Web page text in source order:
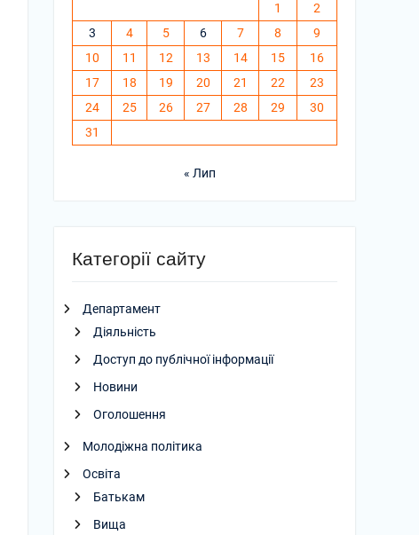
1
2
3
4 5 6 7 8
9
10
11 12 13 14 15
16
17
18 19 20 21 22
23
24
25 26 27 28 29
30
31
« Лип
Категорії сайту
Департамент
Діяльність
Доступ до публічної інформації
Новини
Оголошення
Молодіжна політика
Освіта
Батькам
Вища